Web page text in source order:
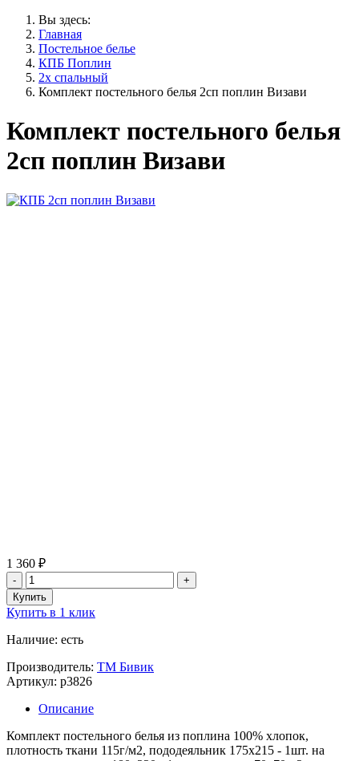
Вы здесь:
Главная
Постельное белье
КПБ Поплин
2х спальный
Комплект постельного белья 2сп поплин Визави
Комплект постельного белья
2сп поплин Визави
1 360 ₽
Купить в 1 клик
Наличие: есть
Производитель: ТМ Бивик
Артикул: p3826
Описание
Комплект постельного белья из поплина 100% хлопок,
плотность ткани 115г/м2, пододеяльник 175х215 - 1шт. на